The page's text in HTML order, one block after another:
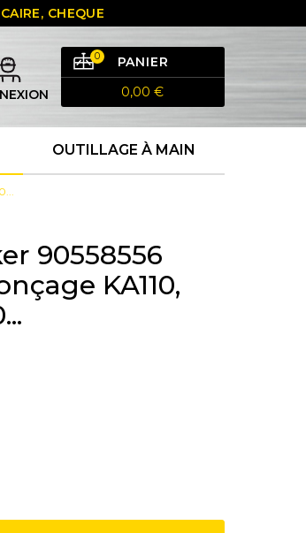
CHEQUE
PANIER
0
0,00 €
OUTILLAGE À MAIN
90558556
KA110,